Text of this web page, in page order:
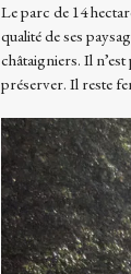
Le parc de 14
qualité de ses
châtaigniers. Il
préserver. Il reste